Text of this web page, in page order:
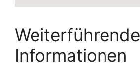
Weiterführende
Informationen